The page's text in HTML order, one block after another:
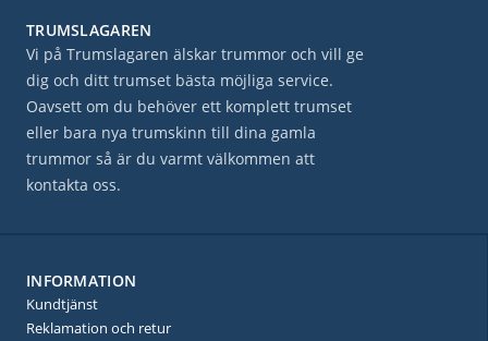
TRUMSLAGAREN
Vi på Trumslagaren älskar trummor och vill ge
dig och ditt trumset bästa möjliga service.
Oavsett om du behöver ett komplett trumset
eller bara nya trumskinn till dina gamla
trummor så är du varmt välkommen att
kontakta oss.
INFORMATION
Kundtjänst
Reklamation och retur